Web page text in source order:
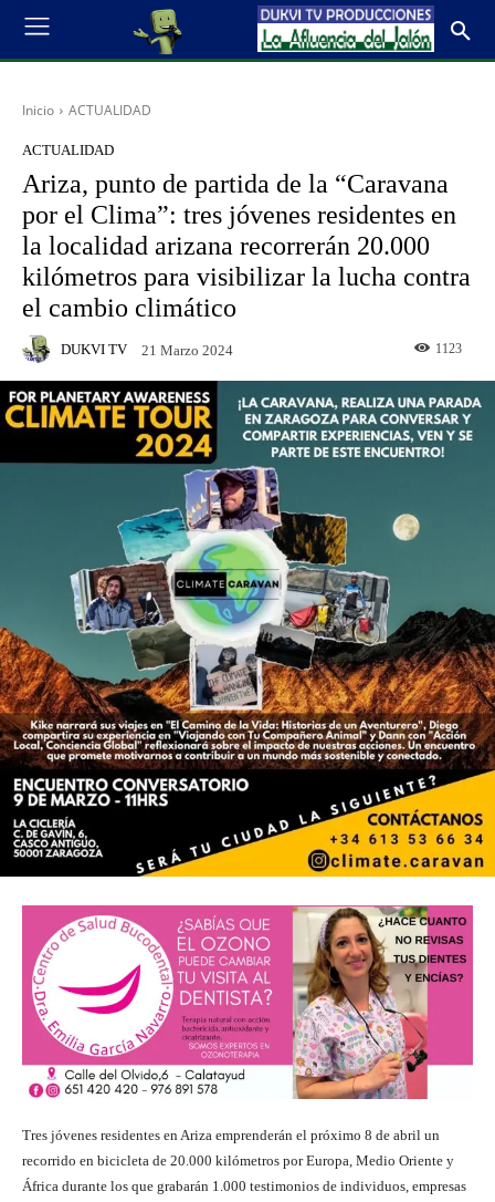
Inicio ACTUALIDAD
ACTUALIDAD
Ariza, punto de partida de la “Caravana
por el Clima”: tres jóvenes residentes en
la localidad arizana recorrerán 20.000
kilómetros para visibilizar la lucha contra
el cambio climático
DUKVI TV 21 Marzo 2024 1123
Tres jóvenes residentes en Ariza emprenderán el próximo 8 de abril un
recorrido en bicicleta de 20.000 kilómetros por Europa, Medio Oriente y
África durante los que grabarán 1.000 testimonios de individuos, empresas